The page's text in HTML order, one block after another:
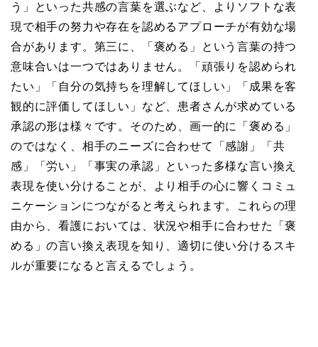
う」といった共感の言葉を選ぶなど、よりソフトな表
現で相手の努力や存在を認めるアプローチが有効な場
合があります。第三に、「褒める」という言葉の持つ
意味合いは一つではありません。「頑張りを認められ
たい」「自分の気持ちを理解してほしい」「成果を客
観的に評価してほしい」など、患者さんが求めている
承認の形は様々です。そのため、画一的に「褒める」
のではなく、相手のニーズに合わせて「感謝」「共
感」「労い」「事実の承認」といった多様な言い換え
表現を使い分けることが、より相手の心に響くコミュ
ニケーションにつながると考えられます。これらの理
由から、看護においては、状況や相手に合わせた「褒
める」の言い換え表現を知り、適切に使い分けるスキ
ルが重要になると言えるでしょう。